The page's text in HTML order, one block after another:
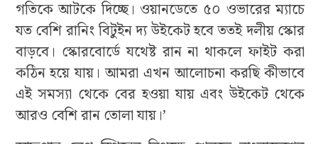
গতিকে আটকে দিচ্ছে। ওয়ানডেতে ৫০ ওভারের ম্যাচে
যত বেশি রানিং বিটুইন দ্য উইকেট হবে ততই দলীয় স্কোর
বাড়বে। স্কোরবোর্ডে যথেষ্ট রান না থাকলে ফাইট করা
কঠিন হয়ে যায়। আমরা এখন আলোচনা করছি কীভাবে
এই সমস্যা থেকে বের হওয়া যায় এবং উইকেট থেকে
আরও বেশি রান তোলা যায়।’